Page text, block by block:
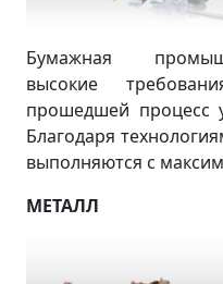
Бумажная
высокие
прошедшей процесс
Благодаря
выполняются с
МЕТАЛЛ